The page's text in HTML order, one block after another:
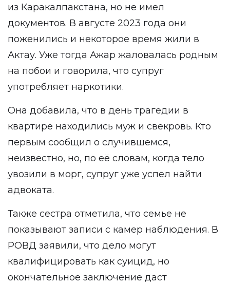
из Каракалпакстана, но не имел
документов. В августе 2023 года они
поженились и некоторое время жили в
Актау. Уже тогда Ажар жаловалась родным
на побои и говорила, что супруг
употребляет наркотики.
Она добавила, что в день трагедии в
квартире находились муж и свекровь. Кто
первым сообщил о случившемся,
неизвестно, но, по её словам, когда тело
увозили в морг, супруг уже успел найти
адвоката.
Также сестра отметила, что семье не
показывают записи с камер наблюдения. В
РОВД заявили, что дело могут
квалифицировать как суицид, но
окончательное заключение даст